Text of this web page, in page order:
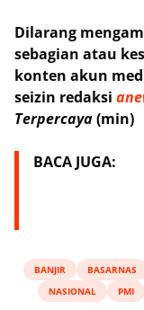
Dilarang
sebagian atau
konten akun
seizin redaksi
Terpercaya(min)
BACA JUGA:
BANJIR BASARNAS
NASIONAL
PMI